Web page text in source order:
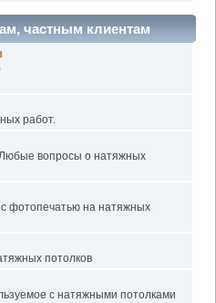
частным клиентам
работ.
вопросы о натяжных
с фотопечатью на натяжных
потолков
с натяжными потолками